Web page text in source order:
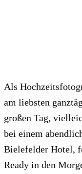
Als
am liebsten
großen Tag,
bei einem
Bielefelder Hotel,
Ready in den